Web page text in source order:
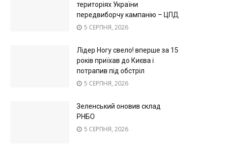
територіях України
передвиборчу кампанію – ЦПД
5 СЕРПНЯ, 2026
Лідер Ногу свело! вперше за 15
років приїхав до Києва і
потрапив під обстріл
5 СЕРПНЯ, 2026
Зеленський оновив склад
РНБО
5 СЕРПНЯ, 2026